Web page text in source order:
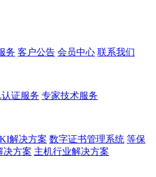
务 客户公告 会员中心 联系我们
证服务 专家技术服务
解决方案 数字证书管理系统 等保
决方案 主机行业解决方案